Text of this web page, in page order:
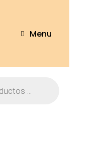
Menu